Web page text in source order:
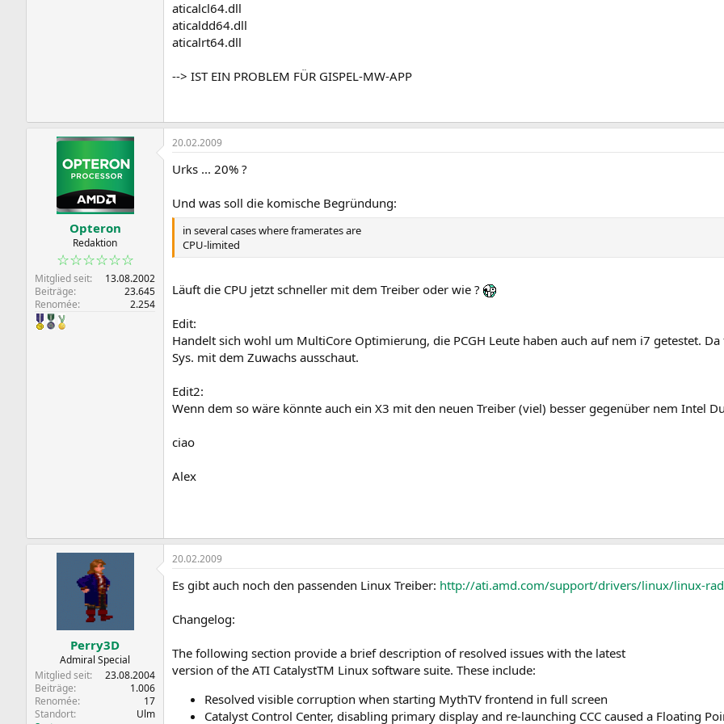
aticalcl64.dll
aticaldd64.dll
aticalrt64.dll
--> IST EIN PROBLEM FÜR GISPEL-MW-APP
Opteron
Redaktion
☆☆☆☆☆☆
Mitglied seit
13.08.2002
Beiträge
23.645
Renomée
2.254
20.02.2009
Urks ... 20% ?
Und was soll die komische Begründung:
in several cases where framerates are
CPU-limited
Läuft die CPU jetzt schneller mit dem Treiber oder wie ?
Edit:
Handelt sich wohl um MultiCore Optimierung, die PCGH Leute haben auch auf nem i7 getestet.
Sys. mit dem Zuwachs ausschaut.
Edit2:
Wenn dem so wäre könnte auch ein X3 mit den neuen Treiber (viel) besser gegenüber nem Intel
ciao
Alex
Perry3D
Admiral Special
Mitglied seit
23.08.2004
Beiträge
1.006
Renomée
17
Standort
Ulm
20.02.2009
Es gibt auch noch den passenden Linux Treiber: http://ati.amd.com/support/drivers/linux/linux-
Changelog:
The following section provide a brief description of resolved issues with the latest
version of the ATI CatalystTM Linux software suite. These include:
Resolved visible corruption when starting MythTV frontend in full screen
Catalyst Control Center, disabling primary display and re-launching CCC caused a Floating